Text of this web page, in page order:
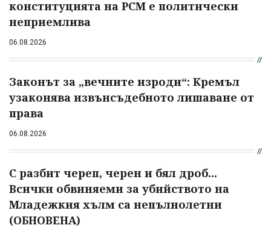
конституцията на РСМ е политически
неприемлива
06.08.2026
Законът за „вечните изроди“: Кремъл
узаконява извънсъдебното лишаване от
права
06.08.2026
С разбит череп, черен и бял дроб...
Всички обвиняеми за убийството на
Младежкия хълм са непълнолетни
(ОБНОВЕНА)